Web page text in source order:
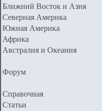
Ближний Восток и Азия
Северная Америка
Южная Америка
Африка
Австралия и Океания
Форум
Справочная
Статьи